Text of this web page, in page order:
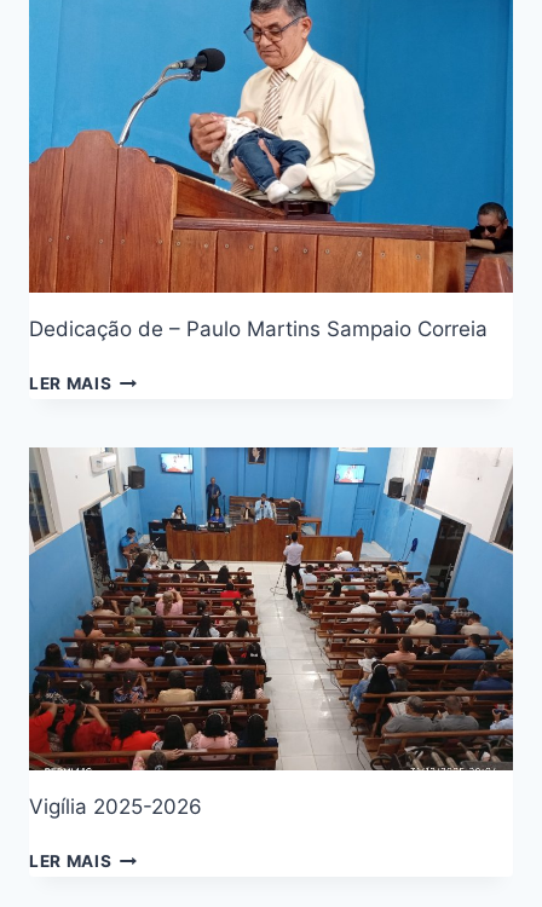
Dedicação de – Paulo Martins Sampaio Correia
LER MAIS
Vigília 2025-2026
LER MAIS